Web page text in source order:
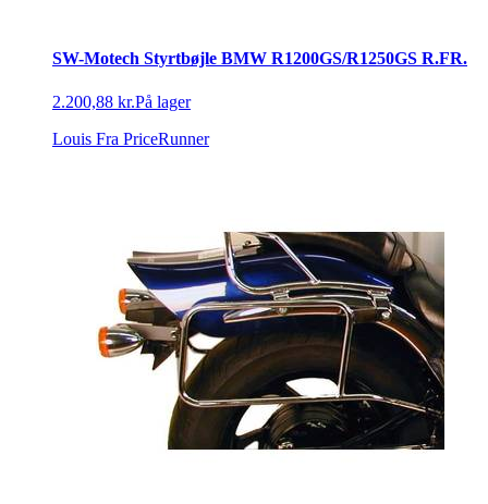
SW-Motech Styrtbøjle BMW R1200GS/R1250GS R.FR.
2.200,88 kr.På lager
Louis Fra PriceRunner